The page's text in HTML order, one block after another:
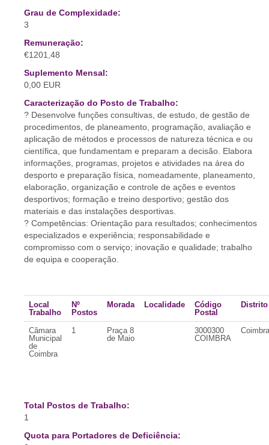
Grau de Complexidade:
3
Remuneração:
€1201,48
Suplemento Mensal:
0,00 EUR
Caracterização do Posto de Trabalho:
? Desenvolve funções consultivas, de estudo, de gestão de
procedimentos, de planeamento, programação, avaliação e
aplicação de métodos e processos de natureza técnica e ou
científica, que fundamentam e preparam a decisão. Elabora
informações, programas, projetos e atividades na área do
desporto e preparação física, nomeadamente, planeamento,
elaboração, organização e controle de ações e eventos
desportivos; formação e treino desportivo; gestão dos
materiais e das instalações desportivas.
? Competências: Orientação para resultados; conhecimentos
especializados e experiência; responsabilidade e
compromisso com o serviço; inovação e qualidade; trabalho
de equipa e cooperação.
Local
Trabalho
Nº
Postos
Morada Localidade
Código
Postal
Distrito
Câmara
Municipal
de
Coimbra
1
Praça 8
de Maio
3000300
COIMBRA
Coimbra
Total Postos de Trabalho:
1
Quota para Portadores de Deficiência: